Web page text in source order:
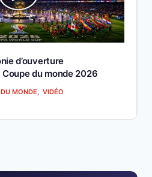
d’ouverture
du monde 2026
MONDE, VIDÉO